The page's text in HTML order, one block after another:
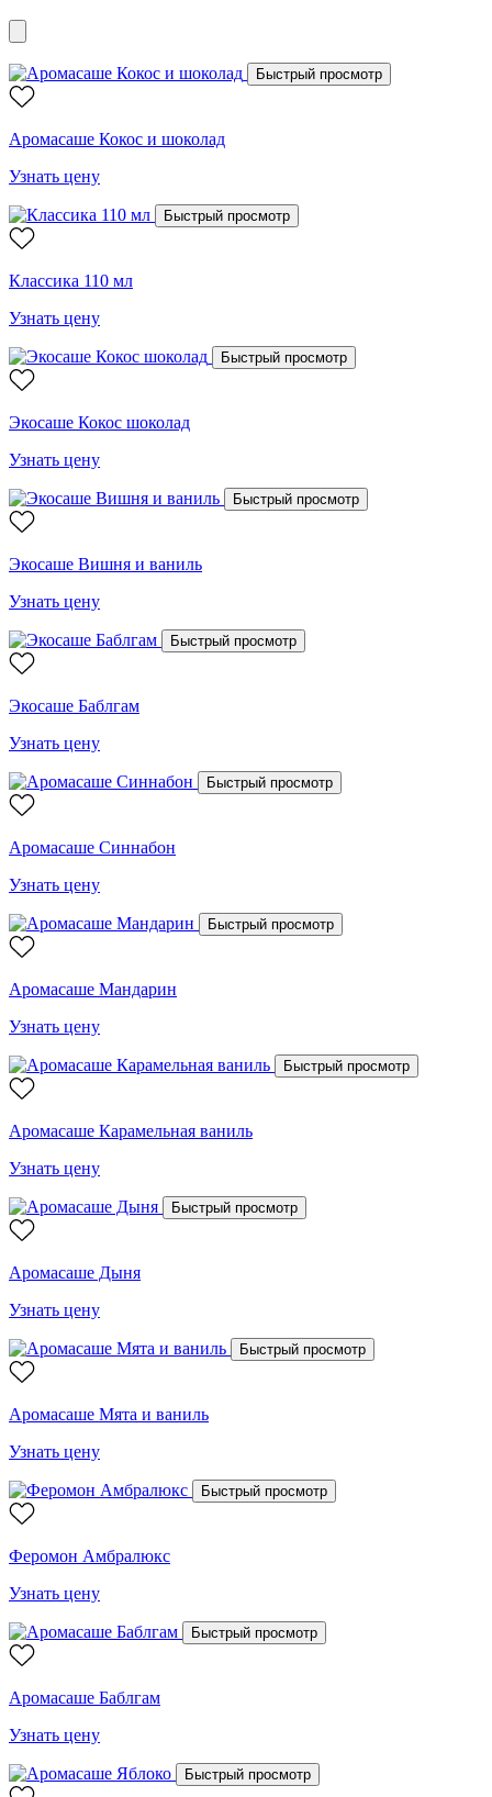
Быстрый просмотр
Аромасаше Кокос и шоколад
Узнать цену
Быстрый просмотр
Классика 110 мл
Узнать цену
Быстрый просмотр
Экосаше Кокос шоколад
Узнать цену
Быстрый просмотр
Экосаше Вишня и ваниль
Узнать цену
Быстрый просмотр
Экосаше Баблгам
Узнать цену
Быстрый просмотр
Аромасаше Синнабон
Узнать цену
Быстрый просмотр
Аромасаше Мандарин
Узнать цену
Быстрый просмотр
Аромасаше Карамельная ваниль
Узнать цену
Быстрый просмотр
Аромасаше Дыня
Узнать цену
Быстрый просмотр
Аромасаше Мята и ваниль
Узнать цену
Быстрый просмотр
Феромон Амбралюкс
Узнать цену
Быстрый просмотр
Аромасаше Баблгам
Узнать цену
Быстрый просмотр